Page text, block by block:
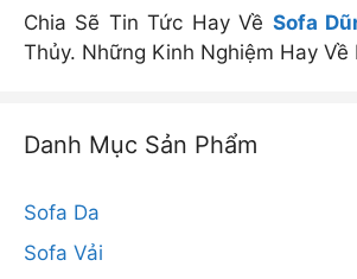
Chia Sẽ Tin Tức Hay Về Sofa
Thủy. Những Kinh Nghiệm Hay Về
Danh Mục Sản Phẩm
Sofa Da
Sofa Vải